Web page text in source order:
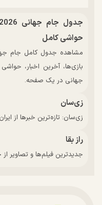
حواشی کامل
بازی‌ها، آخرین اخبار،
جهانی در یک صفحه.
زی‌سان
زی‌سان: تازه‌ترین خبرها از
راز بقا
جدیدترین فیلم‌ها و تصاویر